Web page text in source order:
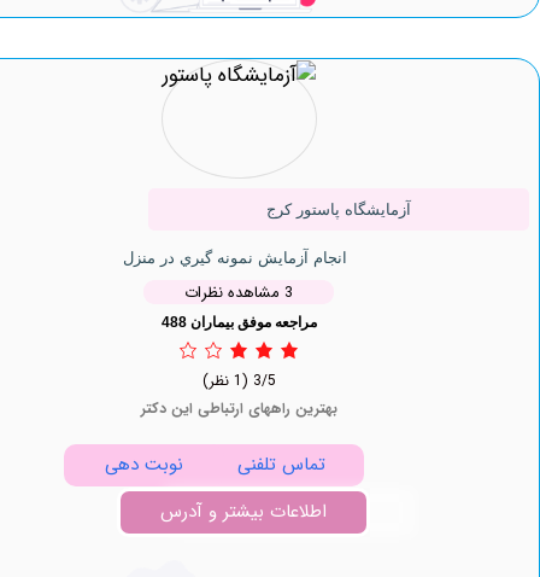
آزمایشگاه پاستور کرج
انجام آزمایش نمونه گيري در منزل
مراجعه موفق بیماران 488
بهترین راههای ارتباطی این دکتر
تماس تلفنی
نوبت دهی
اطلاعات بیشتر و آدرس